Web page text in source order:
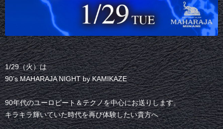
1/29（火）は
90’s MAHARAJA NIGHT by KAMIKAZE
90年代のユーロビート＆テクノを中心にお送りします。
キラキラ輝いていた時代を再び体験したい貴方へ